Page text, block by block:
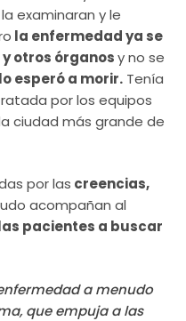
examinaran y le
la enfermedad ya se
otros órganosy no se
esperó a morir. Tenía
por los equipos
ciudad más grande de
por las creencias,
acompañan al
pacientes a buscar
a menudo
que empuja a las